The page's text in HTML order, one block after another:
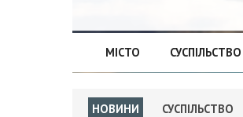
МІСТО СУСПІЛЬСТВО
НОВИНИ СУСПІЛЬСТВО